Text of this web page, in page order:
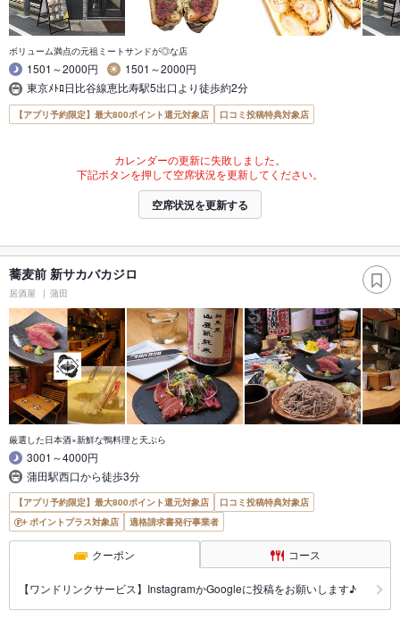
ボリューム満点の元祖ミートサンドが◎な店
1501～2000円
1501～2000円
東京ﾒﾄﾛ日比谷線恵比寿駅5出口より徒歩約2分
【アプリ予約限定】最大800ポイント還元対象店 口コミ投稿特典対象店
カレンダーの更新に失敗しました。
下記ボタンを押して空席状況を更新してください。
空席状況を更新する
蕎麦前 新サカバカジロ
居酒屋 蒲田
厳選した日本酒×新鮮な鴨料理と天ぷら
3001～4000円
蒲田駅西口から徒歩3分
【アプリ予約限定】最大800ポイント還元対象店
口コミ投稿特典対象店
ポイントプラス対象店
適格請求書発行事業者
クーポン コース
【ワンドリンクサービス】InstagramかGoogleに投稿をお願いします♪